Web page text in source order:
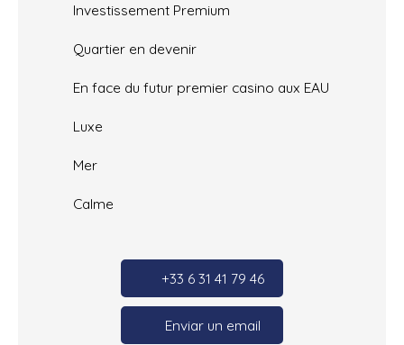
Investissement Premium
Quartier en devenir
En face du futur premier casino aux EAU
Luxe
Mer
Calme
+33 6 31 41 79 46
Enviar un email